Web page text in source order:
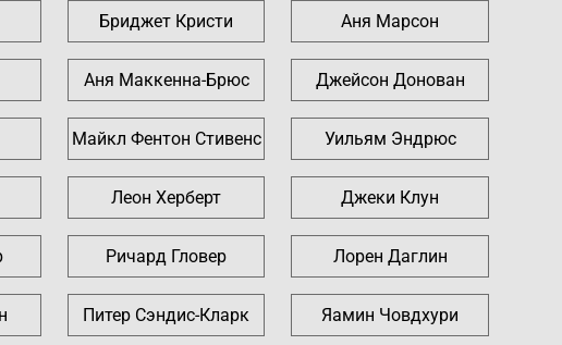
Бриджет Кристи Аня Марсон
Аня Маккенна-Брюс Джейсон Донован
Майкл Фентон Стивенс Уильям Эндрюс
Леон Херберт Джеки Клун
Ричард Гловер Лорен Даглин
Питер Сэндис-Кларк Яамин Човдхури